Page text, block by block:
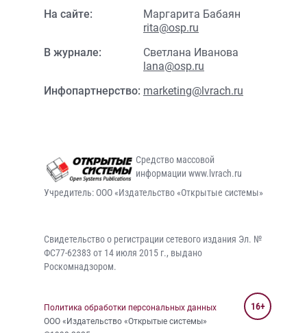
На сайте:
Маргарита Бабаян
rita@osp.ru
В журнале:
Светлана Иванова
lana@osp.ru
Инфопартнерство: marketing@lvrach.ru
Средство массовой
информации www.lvrach.ru
Учредитель: ООО «Издательство «Открытые системы»
Свидетельство о регистрации сетевого издания Эл. №
ФС77-62383 от 14 июля 2015 г., выдано
Роскомнадзором.
Политика обработки персональных данных
ООО «Издательство «Открытые системы»
16+